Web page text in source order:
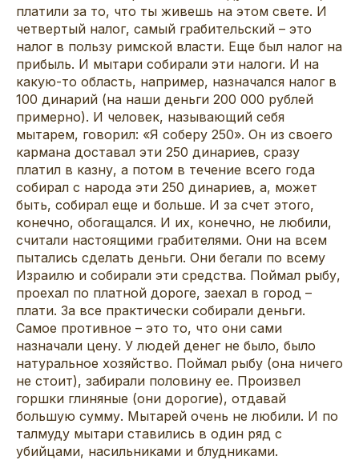
платили за то, что ты живешь на этом свете. И
четвертый налог, самый грабительский – это
налог в пользу римской власти. Еще был налог на
прибыль. И мытари собирали эти налоги. И на
какую-то область, например, назначался налог в
100 динарий (на наши деньги 200 000 рублей
примерно). И человек, называющий себя
мытарем, говорил: «Я соберу 250». Он из своего
кармана доставал эти 250 динариев, сразу
платил в казну, а потом в течение всего года
собирал с народа эти 250 динариев, а, может
быть, собирал еще и больше. И за счет этого,
конечно, обогащался. И их, конечно, не любили,
считали настоящими грабителями. Они на всем
пытались сделать деньги. Они бегали по всему
Израилю и собирали эти средства. Поймал рыбу,
проехал по платной дороге, заехал в город –
плати. За все практически собирали деньги.
Самое противное – это то, что они сами
назначали цену. У людей денег не было, было
натуральное хозяйство. Поймал рыбу (она ничего
не стоит), забирали половину ее. Произвел
горшки глиняные (они дорогие), отдавай
большую сумму. Мытарей очень не любили. И по
талмуду мытари ставились в один ряд с
убийцами, насильниками и блудниками.